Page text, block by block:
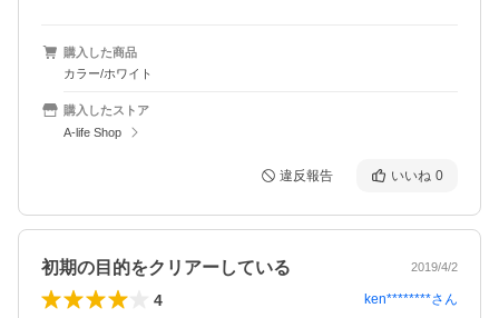
購入した商品
カラー/ホワイト
購入したストア
A-life Shop
違反報告 いいね 0
初期の目的をクリアーしている 2019/4/2
4 ken********さん